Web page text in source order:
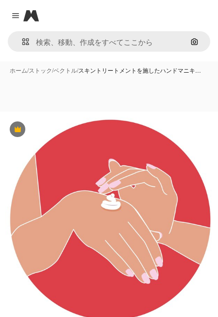
Close menu
Magnific
画像で
ホーム/ストック/ベクトル/スキントリートメントを施したハンドマニキ…
Premium